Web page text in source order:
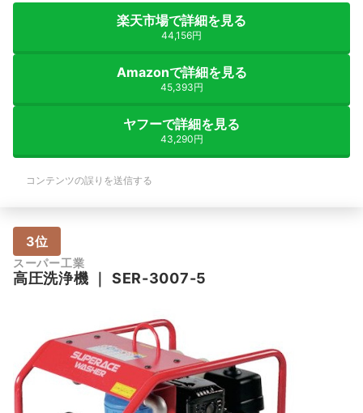
楽天市場で詳細を見る
44,156円
Amazonで詳細を見る
45,393円
ヤフーで詳細を見る
43,290円
コンテンツの誤りを送信する
3位
スーパー工業
高圧洗浄機 SER-3007-5